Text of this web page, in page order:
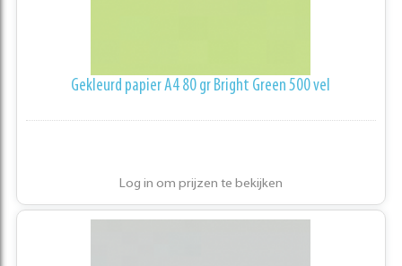
Gekleurd papier A4 80 gr Bright Green 500 vel
Log in om prijzen te bekijken